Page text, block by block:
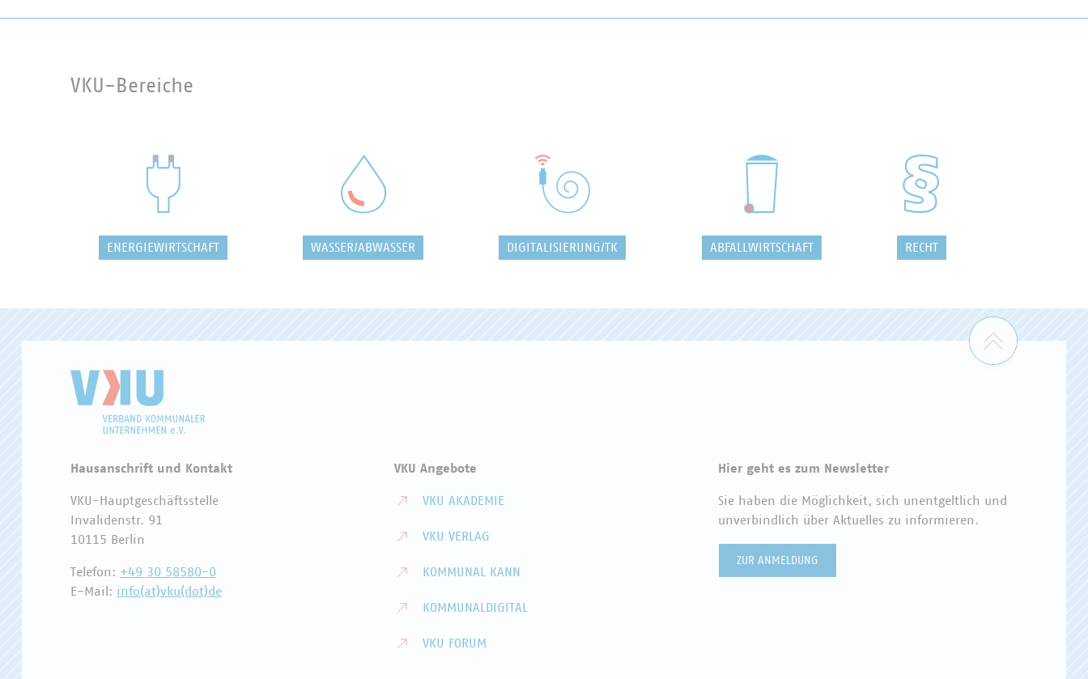
VKU-Bereiche
ENERGIEWIRTSCHAFT WASSER/ABWASSER DIGITALISIERUNG/TK ABFALLWIRTSCHAFT RECHT
Zum
Hausanschrift und Kontakt
VKU-Hauptgeschäftsstelle
Invalidenstr. 91
10115 Berlin
Telefon: +49 30 58580-0
E-Mail: info(at)vku(dot)de
VKU Angebote
VKU AKADEMIE
VKU VERLAG
KOMMUNAL KANN
KOMMUNALDIGITAL
VKU FORUM
Hier geht es zum Newsletter
Sie haben die Möglichkeit, sich unentgeltlich und
unverbindlich über Aktuelles zu informieren.
ZUR ANMELDUNG